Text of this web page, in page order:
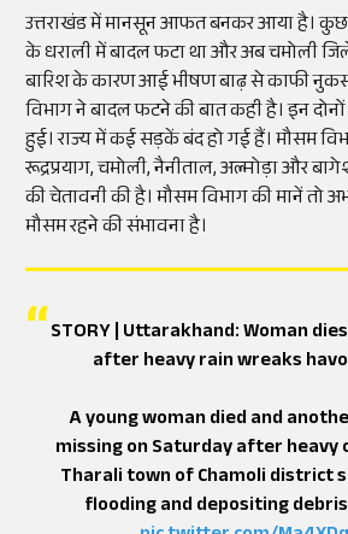
उत्तराखंड में मानसून आफत बनकर आया है। कुछ
के धराली में बादल फटा था और अब चमोली
बारिश के कारण आई भीषण बाढ़ से काफी
विभाग ने बादल फटने की बात कही है। इन दोनों
हुई। राज्य में कई सड़कें बंद हो गई हैं। मौसम
रूद्रप्रयाग, चमोली, नैनीताल, अल्मोड़ा और
की चेतावनी की है। मौसम विभाग की मानें तो
मौसम रहने की संभावना है।
STORY | Uttarakhand: Woman
after heavy rain wreaks
A young woman died and
missing on Saturday after heavy
Tharali town of Chamoli district
flooding and depositing